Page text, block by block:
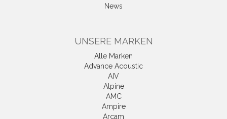
News
UNSERE MARKEN
Alle Marken
Advance Acoustic
AIV
Alpine
AMC
Ampire
Arcam